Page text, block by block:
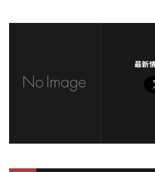
最新